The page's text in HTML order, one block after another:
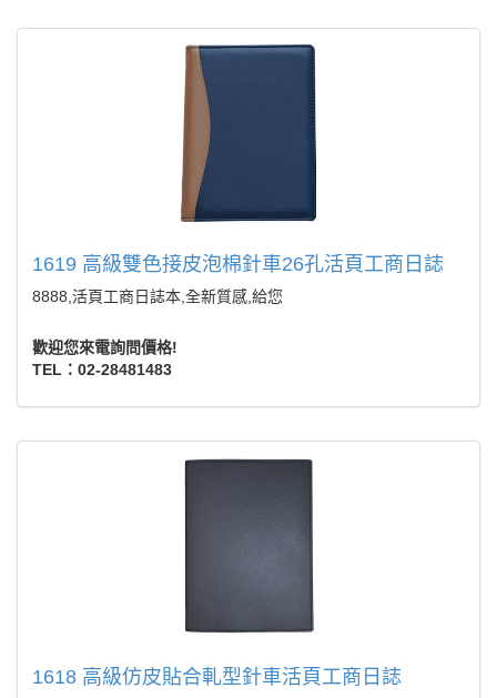
1619 高級雙色接皮泡棉針車26孔活頁工商日誌
8888,活頁工商日誌本,全新質感,給您
歡迎您來電詢問價格!
TEL：02-28481483
1618 高級仿皮貼合軋型針車活頁工商日誌